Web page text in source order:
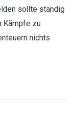
sollte ständig
Kämpfe zu
nichts